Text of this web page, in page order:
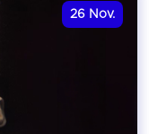
26 Nov.